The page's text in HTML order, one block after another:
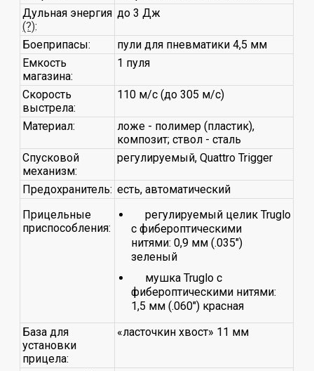
Дульная энергия
(?):
до 3 Дж
Боеприпасы:
пули для пневматики 4,5 мм
Емкость
магазина:
1 пуля
Скорость
выстрела:
110 м/с (до 305 м/с)
Материал:
ложе - полимер (пластик),
композит; ствол - сталь
Спусковой
механизм:
регулируемый, Quattro Trigger
Предохранитель: есть, автоматический
Прицельные
приспособления:
регулируемый целик Truglo
с фибероптическими
нитями: 0,9 мм (.035")
зеленый
мушка Truglo с
фибероптическими нитями:
1,5 мм (.060") красная
База для
установки
прицела:
«ласточкин хвост» 11 мм